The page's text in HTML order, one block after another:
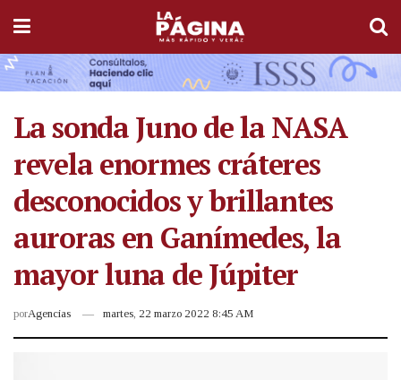
La sonda Juno de la NASA
revela enormes cráteres
desconocidos y brillantes
auroras en Ganímedes, la
mayor luna de Júpiter
porAgencias martes, 22 marzo 2022 8:45 AM